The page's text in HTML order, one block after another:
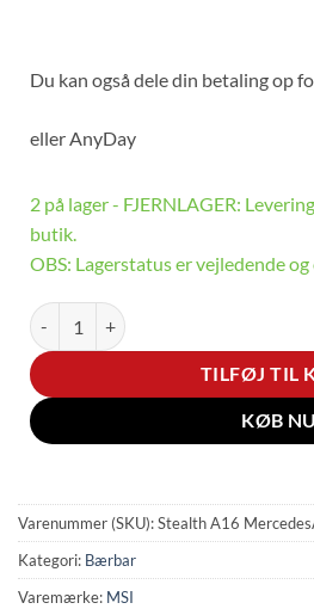
Du kan også dele din betaling op
eller AnyDay
2 på lager - FJERNLAGER:
butik.
OBS: Lagerstatus er vejledende
Stealth A16 MercedesAMG AI+ - 16"
TILFØJ TIL
KØB NU
Varenummer (SKU):Stealth A16
Kategori: Bærbar
Varemærke: MSI